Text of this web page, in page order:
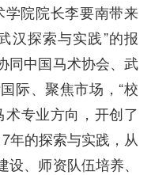
学院院长李要南带来
汉探索与实践”的报
同中国马术协会、武
际、聚焦市场，“校
专业方向，开创了
年的探索与实践，从
、师资队伍培养、